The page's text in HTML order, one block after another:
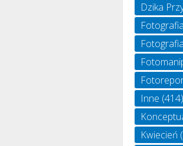
Dzika
Inne (414)
Kwiecień